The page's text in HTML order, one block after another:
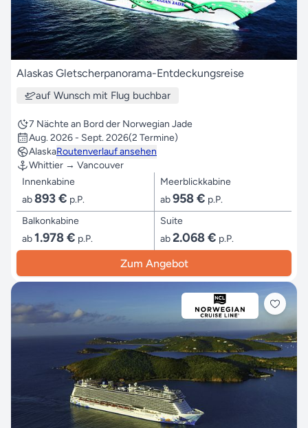
Alaskas Gletscherpanorama-Entdeckungsreise
auf Wunsch mit Flug buchbar
7 Nächte an Bord der Norwegian Jade
Aug. 2026 - Sept. 2026(2 Termine)
AlaskaRoutenverlauf ansehen
Whittier → Vancouver
Innenkabine
ab893 € p.P.
Meerblickkabine
ab958 € p.P.
Balkonkabine
ab1.978 € p.P.
Suite
ab2.068 € p.P.
Zum Angebot